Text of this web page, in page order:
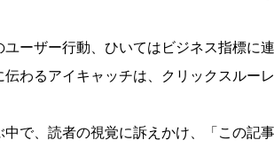
ーザー行動、ひいてはビジネス指標に
わるアイキャッチは、クリックスルー
で、読者の視覚に訴えかけ、「この記